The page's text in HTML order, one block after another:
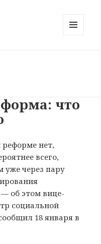
что
нет,
всего,
уже через пару
об этом вице-
социальной
18 января в